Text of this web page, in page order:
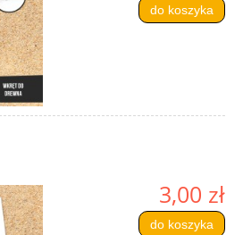
do koszyka
3,00 zł
do koszyka